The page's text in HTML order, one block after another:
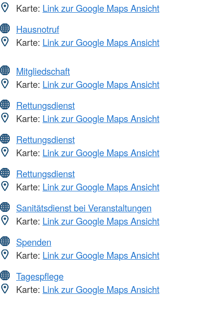
Karte: Link zur Google Maps Ansicht
Hausnotruf
Karte: Link zur Google Maps Ansicht
Mitgliedschaft
Karte: Link zur Google Maps Ansicht
Rettungsdienst
Karte: Link zur Google Maps Ansicht
Rettungsdienst
Karte: Link zur Google Maps Ansicht
Rettungsdienst
Karte: Link zur Google Maps Ansicht
Sanitätsdienst bei Veranstaltungen
Karte: Link zur Google Maps Ansicht
Spenden
Karte: Link zur Google Maps Ansicht
Tagespflege
Karte: Link zur Google Maps Ansicht